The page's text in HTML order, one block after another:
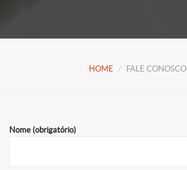
HOME FALE CONOSCO
Nome (obrigatório)